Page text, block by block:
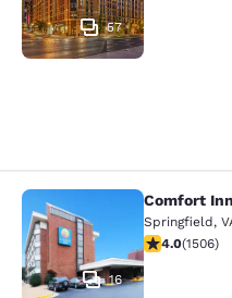
57
Comfort Inn
16
Comfort
Springfield,
calificación
4.0(1506)